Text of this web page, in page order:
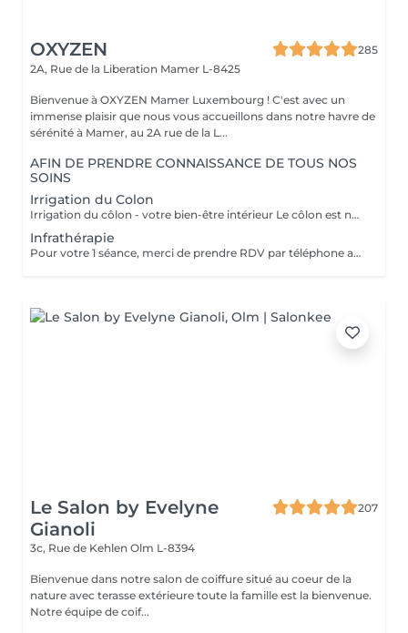
OXYZEN
285
2A, Rue de la Liberation Mamer L-8425
Bienvenue à OXYZEN Mamer Luxembourg ! C'est avec un
immense plaisir que nous vous accueillons dans notre havre de
sérénité à Mamer, au 2A rue de la L...
AFIN DE PRENDRE CONNAISSANCE DE TOUS NOS
SOINS
Irrigation du Colon
Irrigation du côlon - votre bien-être intérieur Le côlon est notre deuxième cerveau : pour une véritable harmonie, il est essentiel de prendre soin à la fois de son mental et de sa digestion. Une séance se déroule en deux temps : - Un échange personnalisé sur votre hygiène de vie, afin de vous donner des conseils alimentaires adaptés.( + ou - 30 minutes) - La séance d'irrigation ( + ou - 45 minutes), réalisée en douceur avec un appareil spécialisé, pour purifier et régénérer votre système digestif. Bienfaits : * Soulage ballonnements et lourdeurs * Améliore le transit * Élimine gaz et fermentations * Favorise une flore intestinale équilibrée * Apporte légèreté, vitalité et détente L'extérieur reflète l'intérieur : une peau lumineuse et un bien-être visible commencent par un côlon équilibré. Pour plus d'informations, consultez notre site : https://www.oxyzen.lu/massages/irrigation-du-colon.html
Infrathérapie
Pour votre 1 séance, merci de prendre RDV par téléphone afin que nous puissions définir ensemble le programme le plus adapté à vos attentes : +352 661 271 063 Infrathérapie Vital Dome une chaleur douce et profonde Souvent comparée au sauna, l'infrathérapie est différente : elle utilise les infrarouges longs (sans lumière, chaleur progressive). Résultat : une élimination jusqu'à 20 fois plus de toxines et metaux lourds qu'un sauna classique, tout en apportant confort et détente. Bienfaits : * Détox : élimine toxines et métaux lourds, relance le drainage, oxygène les tissus. * Beauté : raffermit, régénère la peau, atténue rides et cellulite. * Relaxation : réduit stress, tensions nerveuses et améliore le sommeil. * Sport : récupération, oxygénation musculaire, réduit courbatures et raideurs. * Santé : stimule l'immunité, apaise douleurs articulaires et rhumatismes. * Saisons : en hiver, réchauffe durablement et prévient les maux ; en été, soulage jambes lourdes et rétention d'eau. Avec ses 38 programmes personnalisés, l'infrathérapie s'adapte à vos besoins Cure conseillée : 1 à 2 séances par semaine pendant 5 semaines, puis 1 toutes les 1 à 2 semaines. Tarifs : séance 45 min 49€ | séance 60 min 59€ | forfaits disponibles : Séances de 45 min 5 séances : 200€ 10 séances : 350€ 20 séances : 600€ Séances de 60 min. 1 séance de 1h : 59€ 5 séances : 240€ 10 séances : 475€ 20 séances : 850€ Pour plus d'informations, consultez notre site : https://www.oxyzen.lu/massages/infratherapie.html
Le Salon by Evelyne
Gianoli
207
3c, Rue de Kehlen Olm L-8394
Bienvenue dans notre salon de coiffure situé au coeur de la
nature avec terasse extérieure toute la famille est la bienvenue.
Notre équipe de coif...